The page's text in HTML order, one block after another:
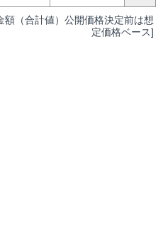
（合計値）公開価格決定前は想
定価格ベース]